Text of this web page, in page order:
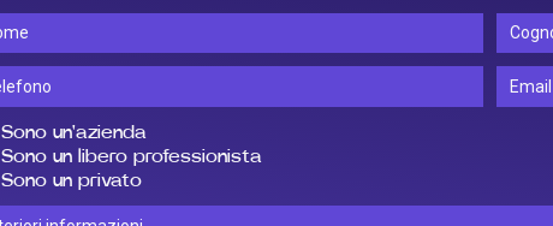
Sono un'azienda
Sono un libero professionista
Sono un privato